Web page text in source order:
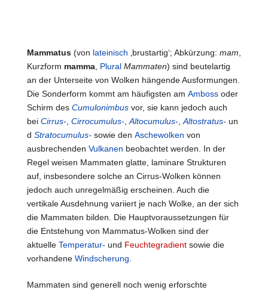
Mammatus (von lateinisch ‚brustartig‘; Abkürzung: mam,
Kurzform mamma, Plural Mammaten) sind beutelartig
an der Unterseite von Wolken hängende Ausformungen.
Die Sonderform kommt am häufigsten am Amboss oder
Schirm des Cumulonimbus vor, sie kann jedoch auch
bei Cirrus-, Cirrocumulus-, Altocumulus-, Altostratus- un
d Stratocumulus- sowie den Aschewolken von
ausbrechenden Vulkanen beobachtet werden. In der
Regel weisen Mammaten glatte, laminare Strukturen
auf, insbesondere solche an Cirrus-Wolken können
jedoch auch unregelmäßig erscheinen. Auch die
vertikale Ausdehnung variiert je nach Wolke, an der sich
die Mammaten bilden. Die Hauptvoraussetzungen für
die Entstehung von Mammatus-Wolken sind der
aktuelle Temperatur- und Feuchtegradient sowie die
vorhandene Windscherung.
Mammaten sind generell noch wenig erforschte